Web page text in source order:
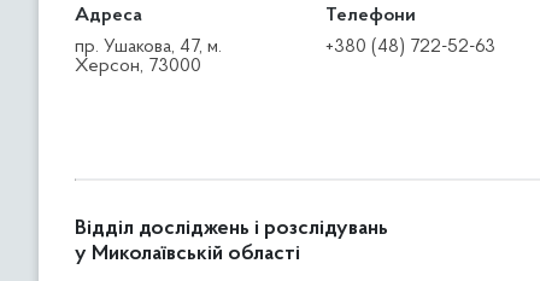
Адреса
пр. Ушакова, 47, м.
Херсон, 73000
Телефони
+380 (48) 722-52-63
Відділ досліджень і розслідувань
у Миколаївській області